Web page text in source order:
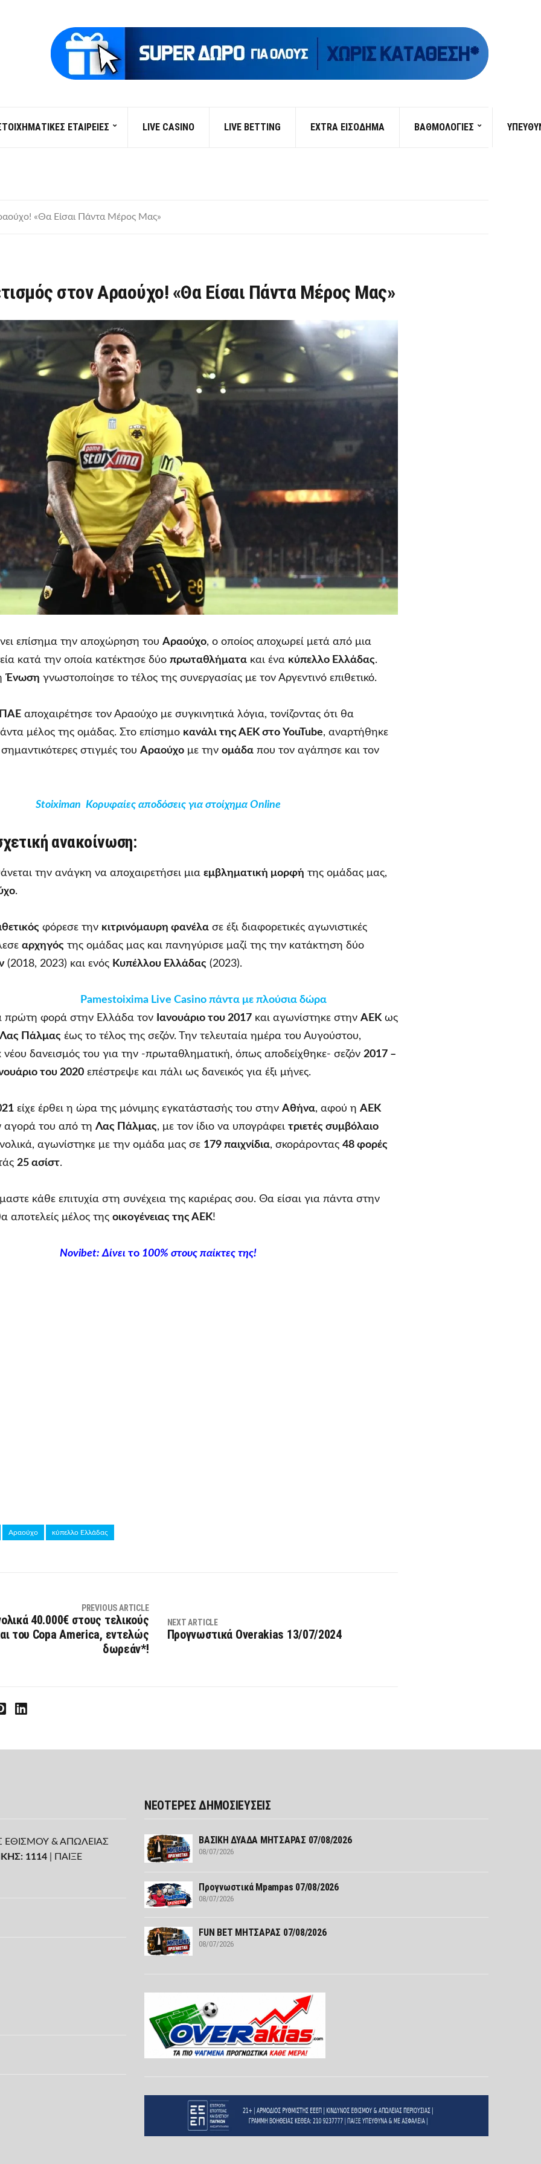
ΕΤΑΙΡΕΙΕΣ LIVE CASINO LIVE BETTING EXTRA ΕΙΣΟΔΗΜΑ ΒΑΘΜΟΛΟΓΙΕΣ
«Θα Είσαι Πάντα Μέρος Μας»
στον Αραούχο! «Θα Είσαι Πάντα Μέρος Μας»
επίσημα την αποχώρηση του Αραούχο, ο οποίος αποχωρεί μετά από μια
κατά την οποία κατέκτησε δύο πρωταθλήματα και ένα κύπελλο Ελλάδας.
Ένωση γνωστοποίησε το τέλος της συνεργασίας με τον Αργεντινό επιθετικό.
ΠΑΕ αποχαιρέτησε τον Αραούχο με συγκινητικά λόγια, τονίζοντας ότι θα
μέλος της ομάδας. Στο επίσημο κανάλι της ΑΕΚ στο YouTube, αναρτήθηκε
στιγμές του Αραούχο με την ομάδα που τον αγάπησε και τον
Stoiximan Κορυφαίες αποδόσεις για στοίχημα Online
ανακοίνωση:
την ανάγκη να αποχαιρετήσει μια εμβληματική μορφή της ομάδας μας,
.
φόρεσε την κιτρινόμαυρη φανέλα σε έξι διαφορετικές αγωνιστικές
αρχηγός της ομάδας μας και πανηγύρισε μαζί της την κατάκτηση δύο
(2018, 2023) και ενός Κυπέλλου Ελλάδας (2023).
Pamestoixima Live Casino πάντα με πλούσια δώρα
πρώτη φορά στην Ελλάδα τον Ιανουάριο του 2017 και αγωνίστηκε στην ΑΕΚως
Λας Πάλμας έως το τέλος της σεζόν. Την τελευταία ημέρα του Αυγούστου,
δανεισμός του για την -πρωταθληματική, όπως αποδείχθηκε- σεζόν 2017 –
του 2020 επέστρεψε και πάλι ως δανεικός για έξι μήνες.
είχε έρθει η ώρα της μόνιμης εγκατάστασής του στην Αθήνα, αφού η ΑΕΚ
του από τη Λας Πάλμας, με τον ίδιο να υπογράφει τριετές συμβόλαιο
αγωνίστηκε με την ομάδα μας σε 179 παιχνίδια, σκοράροντας 48 φορές
25 ασίστ.
κάθε επιτυχία στη συνέχεια της καριέρας σου. Θα είσαι για πάντα στην
αποτελείς μέλος της οικογένειας της ΑΕΚ!
Novibet: Δίνειτο100% στους παίκτες της!
Αραούχο κύπελλο Ελλάδας
PREVIOUS ARTICLE
40.000€ στους τελικούς
του Copa America, εντελώς
δωρεάν*!
NEXT ARTICLE
Προγνωστικά Overakias 13/07/2024
LinkedIn
ΕΘΙΣΜΟΥ & ΑΠΩΛΕΙΑΣ
1114 | ΠΑΙΞΕ
ΝΕΟΤΕΡΕΣ ΔΗΜΟΣΙΕΥΣΕΙΣ
ΒΑΣΙΚΗ ΔΥΑΔΑ ΜΗΤΣΑΡΑΣ 07/08/2026
08/07/2026
Προγνωστικά Mpampas 07/08/2026
08/07/2026
FUN ΒΕΤ ΜΗΤΣΑΡΑΣ 07/08/2026
08/07/2026